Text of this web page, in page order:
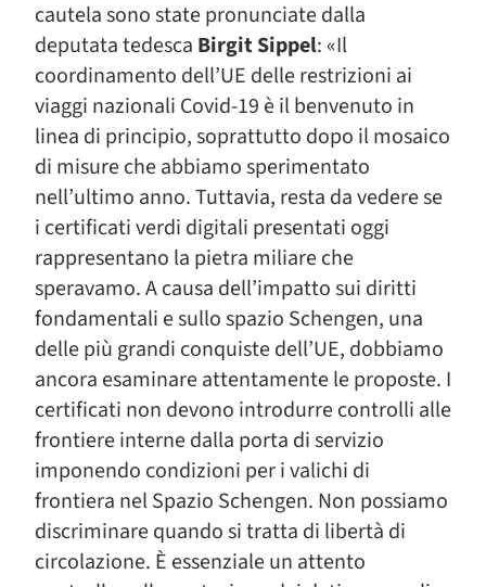
cautela sono state pronunciate dalla
deputata tedesca Birgit Sippel: «Il
coordinamento dell’UE delle restrizioni ai
viaggi nazionali Covid-19 è il benvenuto in
linea di principio, soprattutto dopo il mosaico
di misure che abbiamo sperimentato
nell’ultimo anno. Tuttavia, resta da vedere se
i certificati verdi digitali presentati oggi
rappresentano la pietra miliare che
speravamo. A causa dell’impatto sui diritti
fondamentali e sullo spazio Schengen, una
delle più grandi conquiste dell’UE, dobbiamo
ancora esaminare attentamente le proposte. I
certificati non devono introdurre controlli alle
frontiere interne dalla porta di servizio
imponendo condizioni per i valichi di
frontiera nel Spazio Schengen. Non possiamo
discriminare quando si tratta di libertà di
circolazione. È essenziale un attento